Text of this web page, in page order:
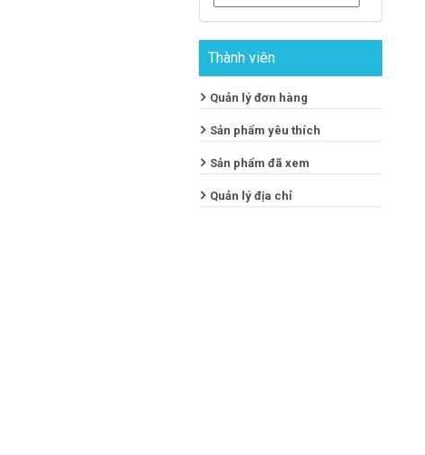
Thành viên
Quản lý đơn hàng
Sản phẩm yêu thích
Sản phẩm đã xem
Quản lý địa chỉ